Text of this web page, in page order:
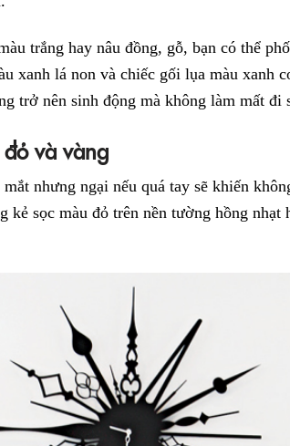
trắng hay nâu đồng, gỗ, bạn có thể
xanh lá non và chiếc gối lụa màu xanh
trở nên sinh động mà không làm mất đi
và vàng
nhưng ngại nếu quá tay sẽ khiến
kẻ sọc màu đỏ trên nền tường hồng nhạt